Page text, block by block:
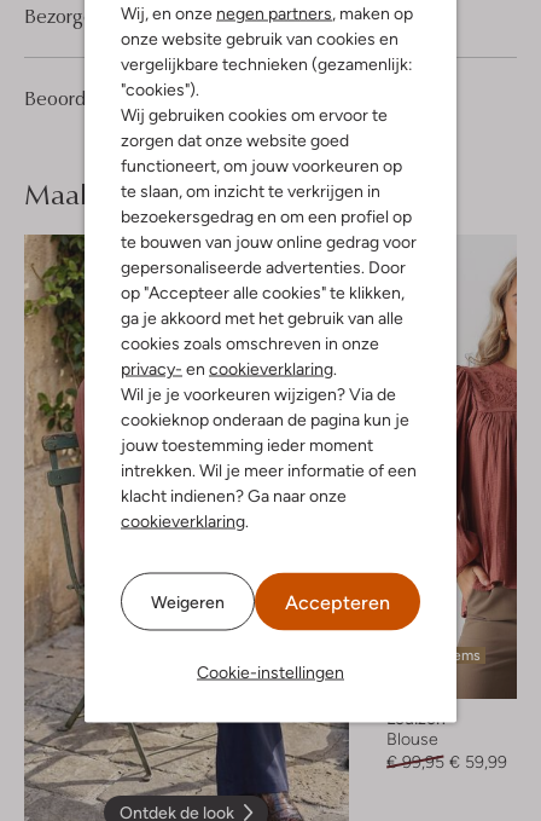
Wij, en onze negen partners, maken op
onze website gebruik van cookies en
vergelijkbare technieken (gezamenlijk:
"cookies").
Wij gebruiken cookies om ervoor te
zorgen dat onze website goed
functioneert, om jouw voorkeuren op
te slaan, om inzicht te verkrijgen in
bezoekersgedrag en om een profiel op
te bouwen van jouw online gedrag voor
gepersonaliseerde advertenties. Door
op "Accepteer alle cookies" te klikken,
ga je akkoord met het gebruik van alle
cookies zoals omschreven in onze
privacy- en cookieverklaring.
Wil je je voorkeuren wijzigen? Via de
cookieknop onderaan de pagina kun je
jouw toestemming ieder moment
intrekken. Wil je meer informatie of een
klacht indienen? Ga naar onze
cookieverklaring.
Weigeren Accepteren
Cookie-instellingen
Beoordelingen (1)
Sterren
Bezorgen & retourneren
Maak jelook compleet
Ontdek de look
Laatste items
Louizon
Blouse
€ 99,95 € 59,99